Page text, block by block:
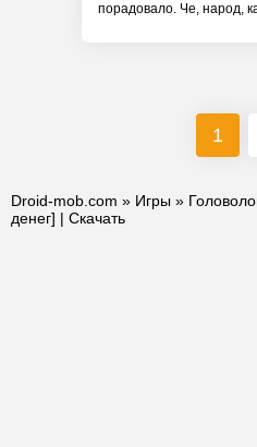
порадовало. Че, народ,
1
Droid-mob.com » Игры »
денег] | Скачать